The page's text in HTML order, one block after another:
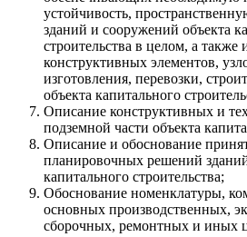
устойчивость,
зданий и сооружений объекта
строительства в целом, а также
конструктивных элементов,
изготовления, перевозки,
объекта капитального
Описание конструктивных и
подземной части объекта
Описание и обоснование
планировочных решений
капитального строительства;
Обоснование номенклатуры,
основных производственных,
сборочных, ремонтных и иных